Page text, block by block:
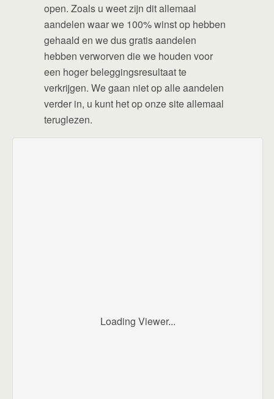
open. Zoals u weet zijn dit allemaal
aandelen waar we 100% winst op hebben
gehaald en we dus gratis aandelen
hebben verworven die we houden voor
een hoger beleggingsresultaat te
verkrijgen. We gaan niet op alle aandelen
verder in, u kunt het op onze site allemaal
teruglezen.
Loading Viewer...